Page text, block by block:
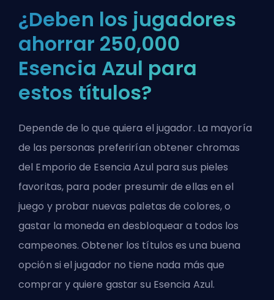
¿Deben los jugadores
ahorrar 250,000
Esencia Azul para
estos títulos?
Depende de lo que quiera el jugador. La mayoría
de las personas preferirían obtener chromas
del Emporio de Esencia Azul para sus pieles
favoritas, para poder presumir de ellas en el
juego y probar nuevas paletas de colores, o
gastar la moneda en desbloquear a todos los
campeones. Obtener los títulos es una buena
opción si el jugador no tiene nada más que
comprar y quiere gastar su Esencia Azul.